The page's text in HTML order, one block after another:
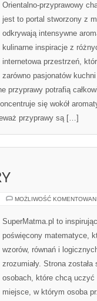
Orientalno-przyprawowy
jest to portal stworzony z
odkrywają intensywne
kulinarne inspiracje z
internetowa przestrzeń,
zarówno pasjonatów
przyprawy potrafią
się wokół
przyprawy są […]
MOŻLIWOŚĆ
SuperMatma.pl to
poświęcony matematyce,
wzorów, równań i
zrozumiały. Strona
osobach, które chcą
miejsce, w którym osoba